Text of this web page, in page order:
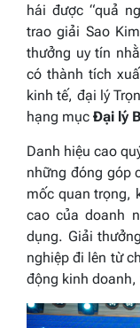
hái được “quả
trao giải Sao
thưởng uy tín
có thành tích
kinh tế, đại lý
hạng mục Đại lý
Danh hiệu cao
những đóng góp
mốc quan trọng,
cao của doanh
dụng. Giải
nghiệp đi lên từ
động kinh